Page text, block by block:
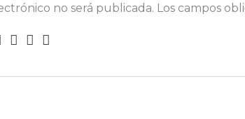
no será publicada. Los campos